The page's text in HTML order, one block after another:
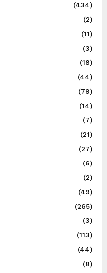
(434)
(2)
(11)
(3)
(18)
(44)
(79)
(14)
(7)
(21)
(27)
(6)
(2)
(49)
(265)
(3)
(113)
(44)
(8)